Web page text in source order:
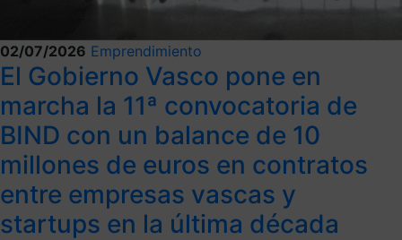
02/07/2026 Emprendimiento
El Gobierno Vasco pone en
marcha la 11ª convocatoria de
BIND con un balance de 10
millones de euros en contratos
entre empresas vascas y
startups en la última década